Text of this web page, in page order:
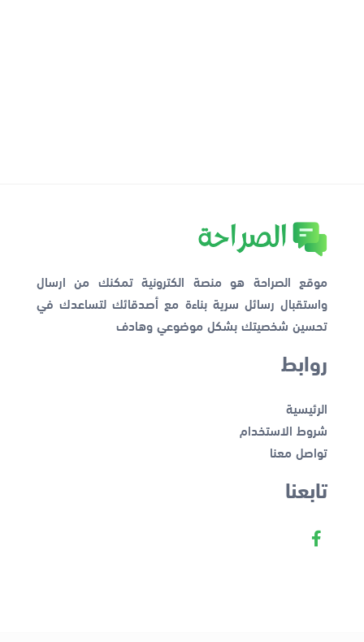
موقع الصراحة هو منصة الكترونية تمكنك من ارسال
واستقبال رسائل سرية بناءة مع أصدقائك لتساعدك في
تحسين شخصيتك بشكل موضوعي وهادف
روابط
الرئيسية
شروط الاستخدام
تواصل معنا
تابعنا